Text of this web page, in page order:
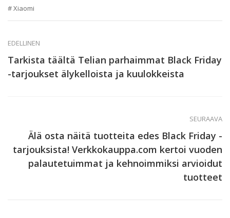
Xiaomi
EDELLINEN
Tarkista täältä Telian parhaimmat Black Friday
-tarjoukset älykelloista ja kuulokkeista
SEURAAVA
Älä osta näitä tuotteita edes Black Friday -
tarjouksista! Verkkokauppa.com kertoi vuoden
palautetuimmat ja kehnoimmiksi arvioidut
tuotteet